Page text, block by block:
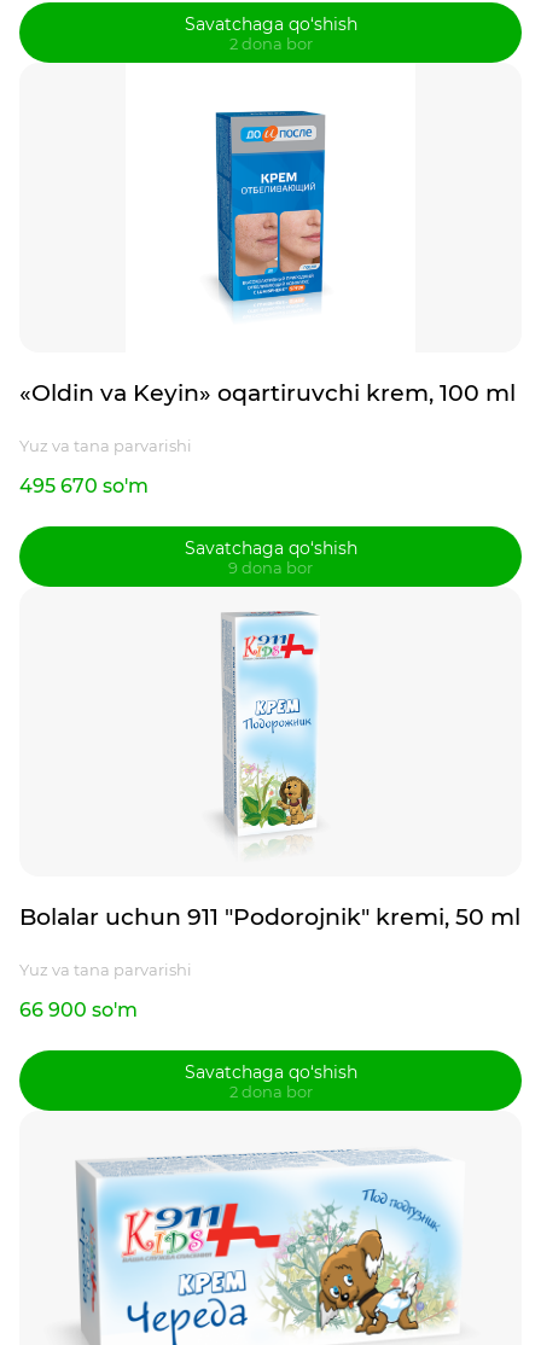
Savatchaga qo‘shish
2 dona bor
«Oldin va Keyin» oqartiruvchi krem, 100 ml
Yuz va tana parvarishi
495 670 so'm
Savatchaga qo‘shish
9 dona bor
Bolalar uchun 911 "Podorojnik" kremi, 50 ml
Yuz va tana parvarishi
66 900 so'm
Savatchaga qo‘shish
2 dona bor